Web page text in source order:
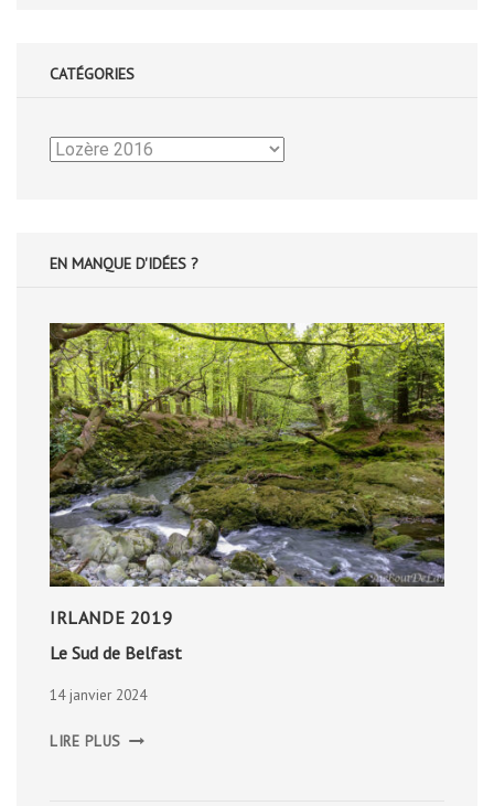
CATÉGORIES
Catégories
EN MANQUE D'IDÉES ?
IRLANDE 2019
Le Sud de Belfast
14 janvier 2024
LIRE PLUS SUD